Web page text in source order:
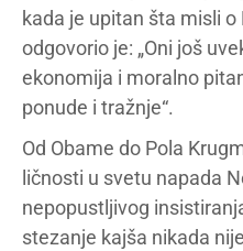
kada je upitan šta misli
odgovorio je: „Oni još
ekonomija i moralno
ponude i tražnje“.
Od Obame do Pola
ličnosti u svetu napada
nepopustljivog
stezanje kajša nikada